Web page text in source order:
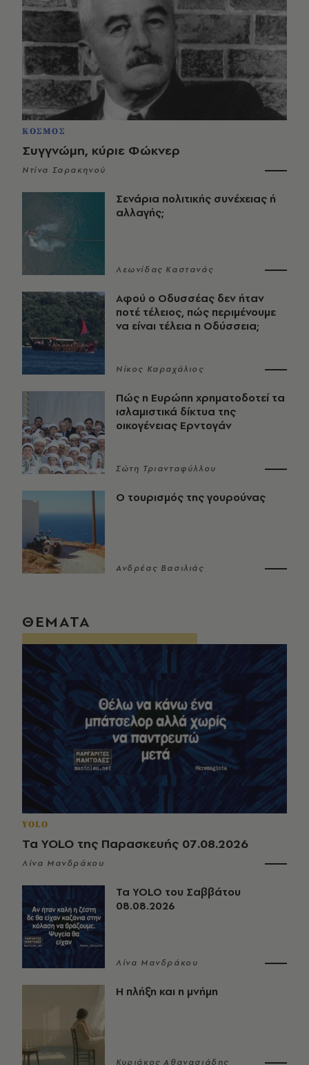
ΚΟΣΜΟΣ
Συγγνώμη, κύριε Φώκνερ
Ντίνα Σαρακηνού
Σενάρια πολιτικής συνέχειας ή
αλλαγής;
Λεωνίδας Καστανάς
Αφού ο Οδυσσέας δεν ήταν
ποτέ τέλειος, πώς περιμένουμε
να είναι τέλεια η Οδύσσεια;
Νίκος Καραχάλιος
Πώς η Ευρώπη χρηματοδοτεί τα
ισλαμιστικά δίκτυα της
οικογένειας Ερντογάν
Σώτη Τριανταφύλλου
Ο τουρισμός της γουρούνας
Ανδρέας Βασιλιάς
ΘΕΜΑΤΑ
YOLO
Τα YOLO της Παρασκευής 07.08.2026
Λίνα Μανδράκου
Τα YOLO του Σαββάτου
08.08.2026
Λίνα Μανδράκου
Η πλήξη και η μνήμη
Κυριάκος Αθανασιάδης